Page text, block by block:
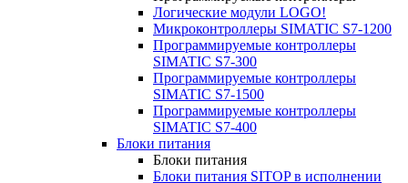
Логические модули LOGO!
Микроконтроллеры SIMATIC S7-1200
Программируемые контроллеры
SIMATIC S7-300
Программируемые контроллеры
SIMATIC S7-1500
Программируемые контроллеры
SIMATIC S7-400
Блоки питания
Блоки питания
Блоки питания SITOP в исполнении